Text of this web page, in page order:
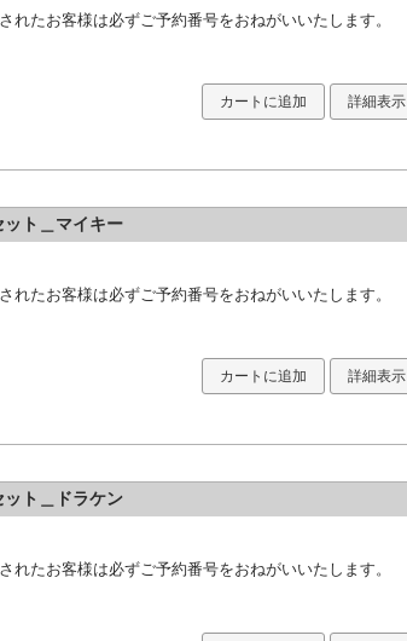
れたお客様は必ずご予約番号をおねがいいたします。
カートに追加 詳細表示
ト＿マイキー
れたお客様は必ずご予約番号をおねがいいたします。
カートに追加 詳細表示
ト＿ドラケン
れたお客様は必ずご予約番号をおねがいいたします。